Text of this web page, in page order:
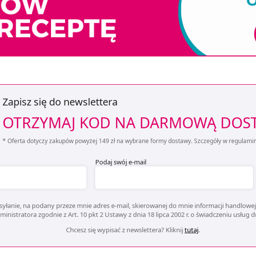
Zapisz się do newslettera
OTRZYMAJ KOD NA DARMOWĄ
* Oferta dotyczy zakupów powyżej 149 zł na wybrane formy dostawy. Szczegóły w
Podaj swój e-mail
na podany przeze mnie adres e-mail, skierowanej do mnie informacji
zgodnie z Art. 10 pkt 2 Ustawy z dnia 18 lipca 2002 r. o świadczeniu usług
Chcesz się wypisać z newslettera? Kliknijtutaj.